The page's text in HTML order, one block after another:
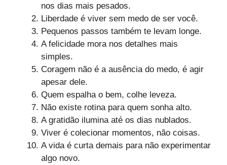
nos dias mais pesados.
Liberdade é viver sem medo de ser você.
Pequenos passos também te levam longe.
A felicidade mora nos detalhes mais
simples.
Coragem não é a ausência do medo, é agir
apesar dele.
Quem espalha o bem, colhe leveza.
Não existe rotina para quem sonha alto.
A gratidão ilumina até os dias nublados.
Viver é colecionar momentos, não coisas.
A vida é curta demais para não experimentar
algo novo.